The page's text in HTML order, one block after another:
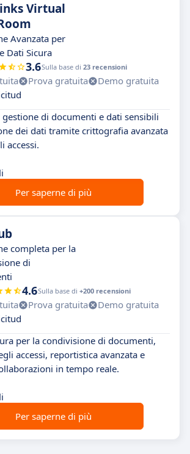
Virtual
Avanzata per
Dati Sicura
3.6Sulla base di 23 recensioni
Prova gratuita
Demo gratuita
di documenti e dati sensibili
dei dati tramite crittografia avanzata
accessi.
Per saperne di più
completa per la
di
4.6Sulla base di +200 recensioni
Prova gratuita
Demo gratuita
per la condivisione di documenti,
accessi, reportistica avanzata e
in tempo reale.
Per saperne di più